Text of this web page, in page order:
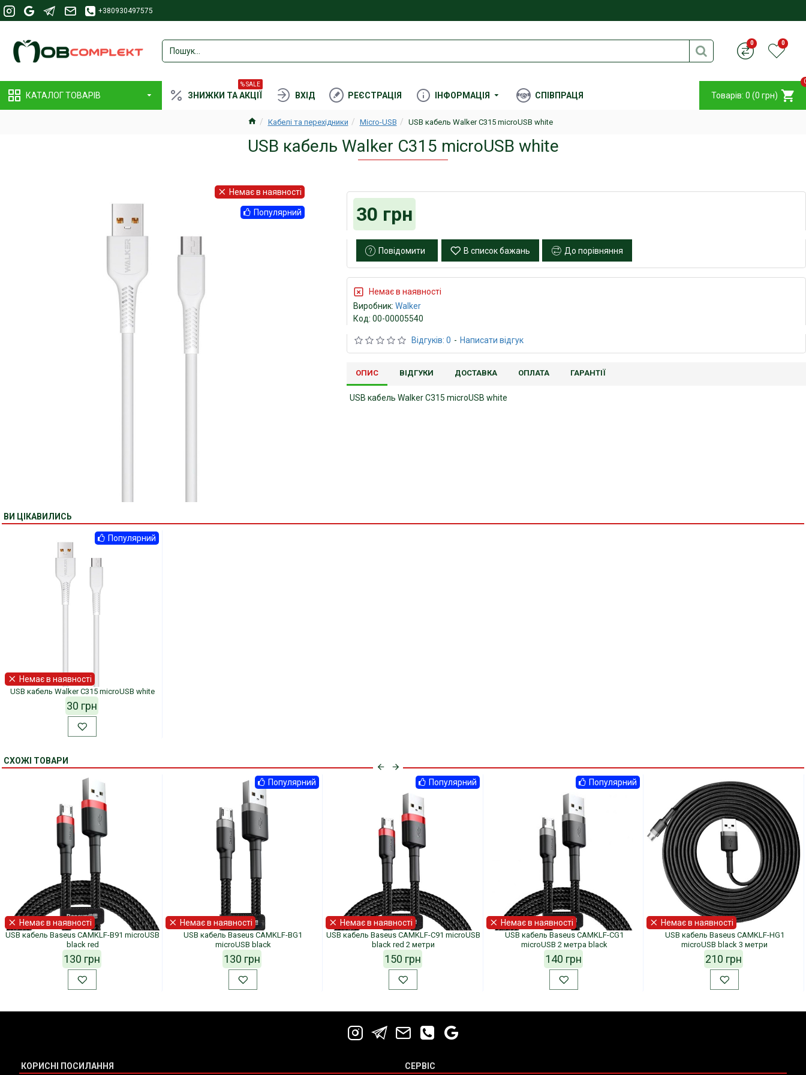
+380930497575
0 0
КАТАЛОГ ТОВАРІВ ЗНИЖКИ ТА АКЦІЇ
% SALE
ВХІД РЕЄСТРАЦІЯ ІНФОРМАЦІЯ СПІВПРАЦЯ Товарів: 0 (0 грн)
Кабелі та перехідники Micro-USB USB кабель Walker C315 microUSB white
USB кабель Walker C315 microUSB white
Популярний
Немає в наявності
Немає в наявності
Виробник: Walker
Код: 00-00005540
Відгуків: 0 - Написати відгук
30 грн
Повідомити В список бажань До порівняння
ОПИС ВІДГУКИ ДОСТАВКА ОПЛАТА ГАРАНТІЇ
USB кабель Walker C315 microUSB white
ВИ ЦІКАВИЛИСЬ
Популярний
Немає в наявності
USB кабель Walker C315 microUSB white
30 грн
СХОЖІ ТОВАРИ
Немає в наявності
USB кабель Baseus CAMKLF-B91 microUSB
black red
130 грн
Популярний
Немає в наявності
USB кабель Baseus CAMKLF-BG1
microUSB black
130 грн
Популярний
Немає в наявності
USB кабель Baseus CAMKLF-C91 microUSB
black red 2 метри
150 грн
Популярний
Немає в наявності
USB кабель Baseus CAMKLF-CG1
microUSB 2 метра black
140 грн
Немає в наявності
USB кабель Baseus CAMKLF-HG1
microUSB black 3 метри
210 грн
КОРИСНІ ПОСИЛАННЯ СЕРВІС